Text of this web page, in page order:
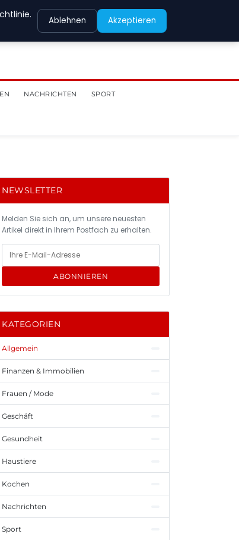
NACHRICHTEN SPORT
NEWSLETTER
Melden Sie sich an, um unsere neuesten
Artikel direkt in Ihrem Postfach zu erhalten.
ABONNIEREN
KATEGORIEN
Allgemein
Finanzen & Immobilien
Frauen / Mode
Geschäft
Gesundheit
Haustiere
Kochen
Nachrichten
Sport
Ablehnen Akzeptieren